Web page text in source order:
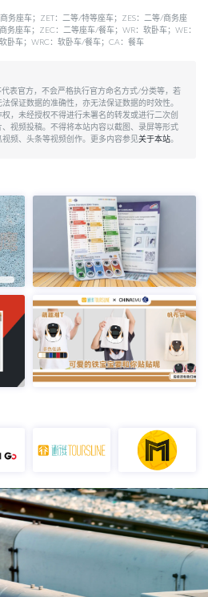
务座车；ZET：二等/特等座车；ZES：二等/商务座
务座车；ZEC：二等座车/餐车；WR：软卧车；WE：
卧车；WRC：软卧车/餐车；CA：餐车
表官方，不会严格执行官方命名方式/分类等，若
保证数据的准确性，亦无法保证数据的时效性。
，未经授权不得进行未署名的转发或进行二次创
视频投稿。不得将本站内容以截图、录屏等形式
频、头条等视频创作。更多内容参见关于本站。